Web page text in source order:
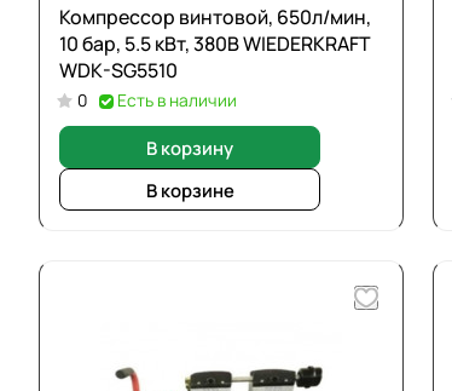
Компрессор винтовой, 650л/мин,
10 бар, 5.5 кВт, 380В WIEDERKRAFT
WDK-SG5510
0 Есть в наличии
В корзину
В корзине